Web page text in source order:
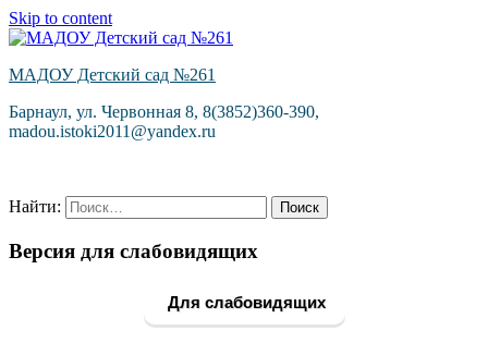
Skip to content
МАДОУ Детский сад №261
Барнаул, ул. Червонная 8, 8(3852)360-390,
madou.istoki2011@yandex.ru
Найти:
Версия для слабовидящих
Для слабовидящих